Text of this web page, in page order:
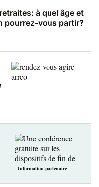
à quel âge et
pourrez-vous partir?
Information partenaire